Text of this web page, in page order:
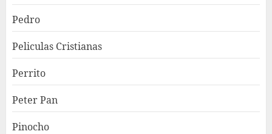
Pedro
Peliculas Cristianas
Perrito
Peter Pan
Pinocho